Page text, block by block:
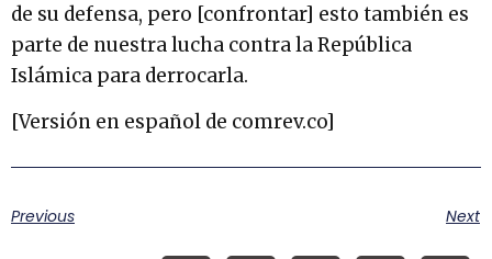
de su defensa, pero [confrontar] esto también es
parte de nuestra lucha contra la República
Islámica para derrocarla.
[Versión en español de comrev.co]
Previous Next